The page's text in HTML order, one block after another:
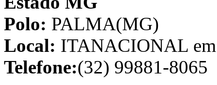
Polo: PALMA(MG)
Local: ITANACIONAL
Telefone:(32) 99881-8065